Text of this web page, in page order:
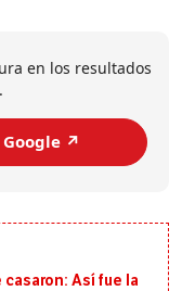
en los resultados
↗️
casaron: Así fue la